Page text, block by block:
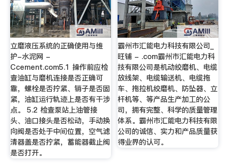
立磨液压系统的正确使用与维
护-水泥网 -
Ccement.com5.1 操作前应检
查油缸与磨机连接是否正确可
靠，螺栓是否拧紧、销子是否固
紧，油缸运行轨迹上是否有干涉
点。 5.2 检查泵站上油管接
头、油口接头是否松动，手动换
向阀是否处于中间位置，空气滤
清器盖是否拧紧，蓄能器截止阀
是否打开。
霸州市汇能电力科技有限公司_
旺铺 - .com霸州市汇能电力科
技有限公司是机动绞磨机、电缆
放线架、电缆输送机、电缆拖
车、拖拉机绞磨机、防坠器、立
杆机等、等产品生产加工的公
司，拥有完整、科学的质量管理
体系。霸州市汇能电力科技有限
公司的诚信、实力和产品质量获
得业界的认可。